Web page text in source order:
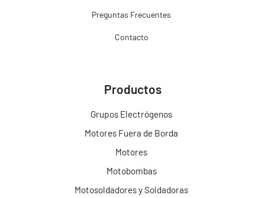
Preguntas Frecuentes
Contacto
Productos
Grupos Electrógenos
Motores Fuera de Borda
Motores
Motobombas
Motosoldadores y Soldadoras